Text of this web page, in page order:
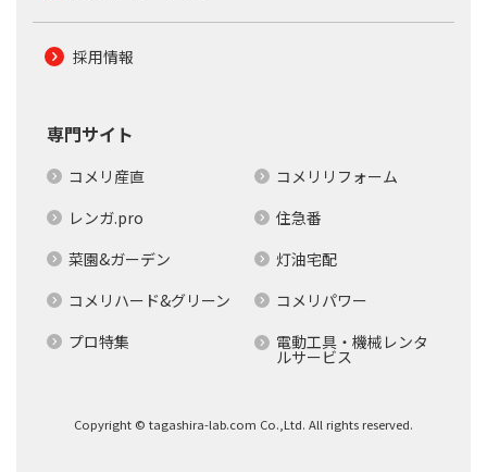
採用情報
専門サイト
コメリ産直
コメリリフォーム
レンガ.pro
住急番
菜園&ガーデン
灯油宅配
コメリハード&グリーン
コメリパワー
プロ特集
電動工具・機械レンタ
ルサービス
Copyright © tagashira-lab.com Co.,Ltd. All rights reserved.